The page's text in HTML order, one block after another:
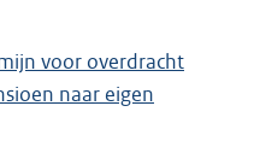
voor overdracht
naar eigen